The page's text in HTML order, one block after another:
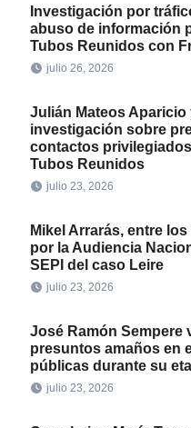
Investigación por
abuso de información
Tubos Reunidos con
julio 26, 2026
Julián Mateos Aparicio
investigación sobre
contactos
Tubos Reunidos
julio 23, 2026
Mikel Arrarás, entre
por la Audiencia
SEPI del caso Leire
julio 23, 2026
José Ramón Sempere
presuntos amaños en
públicas durante su
julio 23, 2026